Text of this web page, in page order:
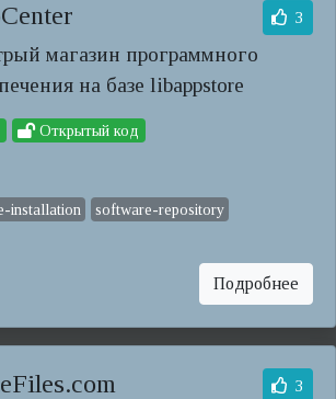
магазин программного
на базе libappstore
3
Открытый код
installation
software-repository
Подробнее
3